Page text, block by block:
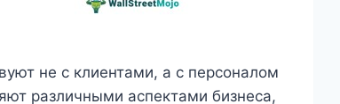
не с клиентами, а с персоналом
различными аспектами бизнеса,